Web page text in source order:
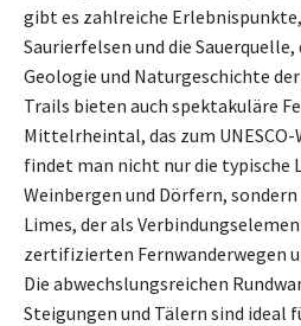
gibt es zahlreiche
Saurierfelsen und die
Geologie und Naturgeschichte
Trails bieten auch spektakuläre
Mittelrheintal, das zum
findet man nicht nur die typische
Weinbergen und Dörfern, sondern
Limes, der als
zertifizierten Fernwanderwegen
Die abwechslungsreichen
Steigungen und Tälern sind ideal